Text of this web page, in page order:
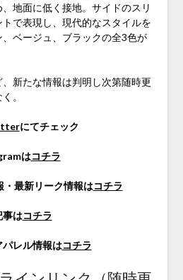
地面に低く接地。サイドのスリ
で表現し、現代的なスタイルを
ベージュ、ブラックの全3色が
新たな情報は判明し次第随時更
。
にてチェック
はコチラ
最新リーク情報はコチラ
はコチラ
レル情報はコチラ